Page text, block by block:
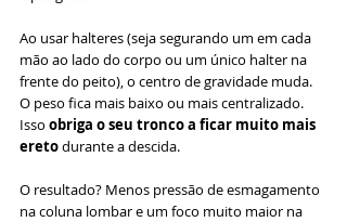
Ao usar halteres (seja segurando um em cada
mão ao lado do corpo ou um único halter na
frente do peito), o centro de gravidade muda.
O peso fica mais baixo ou mais centralizado.
Isso obriga o seu tronco a ficar muito mais
ereto durante a descida.
O resultado? Menos pressão de esmagamento
na coluna lombar e um foco muito maior na